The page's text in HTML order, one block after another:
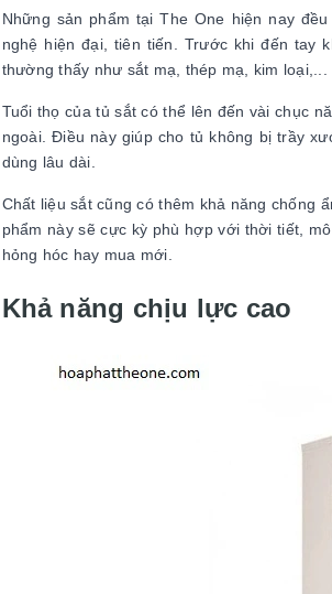
Những sản phẩm tại The One hiện nay
nghệ hiện đại, tiên tiến. Trước khi đến tay
thường thấy như sắt mạ, thép mạ, kim
Tuổi thọ của tủ sắt có thể lên đến vài chục
ngoài. Điều này giúp cho tủ không bị trầy
dùng lâu dài.
Chất liệu sắt cũng có thêm khả năng chống
phẩm này sẽ cực kỳ phù hợp với thời tiết,
hỏng hóc hay mua mới.
Khả năng chịu lực cao